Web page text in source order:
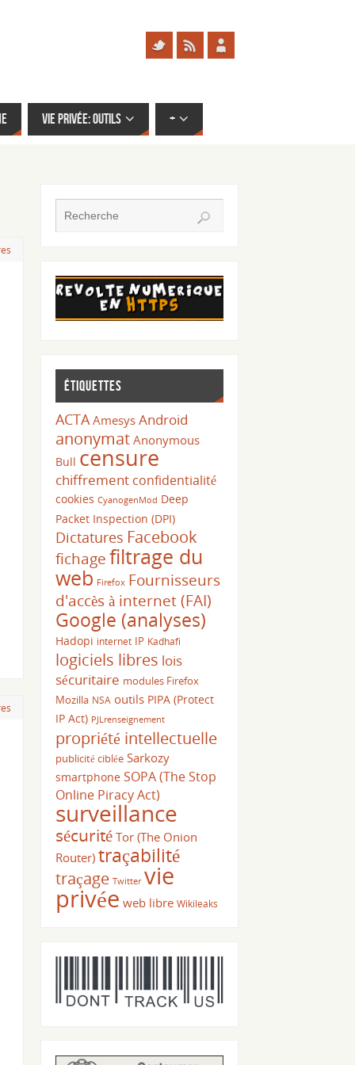
Vie privée: outils +
Étiquettes
ACTA Amesys Android
anonymat Anonymous
Bull censure
chiffrement confidentialité
cookies CyanogenMod Deep
Packet Inspection (DPI)
Dictatures Facebook
fichagefiltrage du
web Firefox Fournisseurs
d'accès à internet (FAI)
Google (analyses)
Hadopi internet IP Kadhafi
logiciels libres lois
sécuritaire modules Firefox
Mozilla NSA outils PIPA (Protect
IP Act) PJLrenseignement
propriété intellectuelle
publicité ciblée Sarkozy
smartphone SOPA (The Stop
Online Piracy Act)
surveillance
sécurité Tor (The Onion
Router) traçabilité
traçage Twitter vie
privée web libre Wikileaks